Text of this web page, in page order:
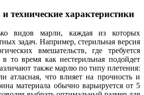
технические характеристики
видов марли, каждая из которых
задач. Например, стерильная версия
вмешательств, где требуется
в то время как нестерильная подойдет
также марлю по типу плетения:
атласная, что влияет на прочность и
материала обычно варьируется от 5